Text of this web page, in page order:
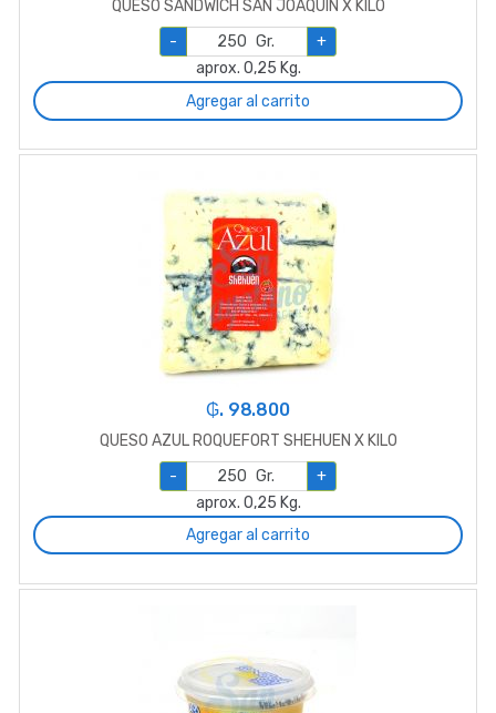
QUESO SANDWICH SAN JOAQUIN X KILO
-
Gr.
+
aprox. 0,25 Kg.
Agregar al carrito
₲. 98.800
QUESO AZUL ROQUEFORT SHEHUEN X KILO
-
Gr.
+
aprox. 0,25 Kg.
Agregar al carrito